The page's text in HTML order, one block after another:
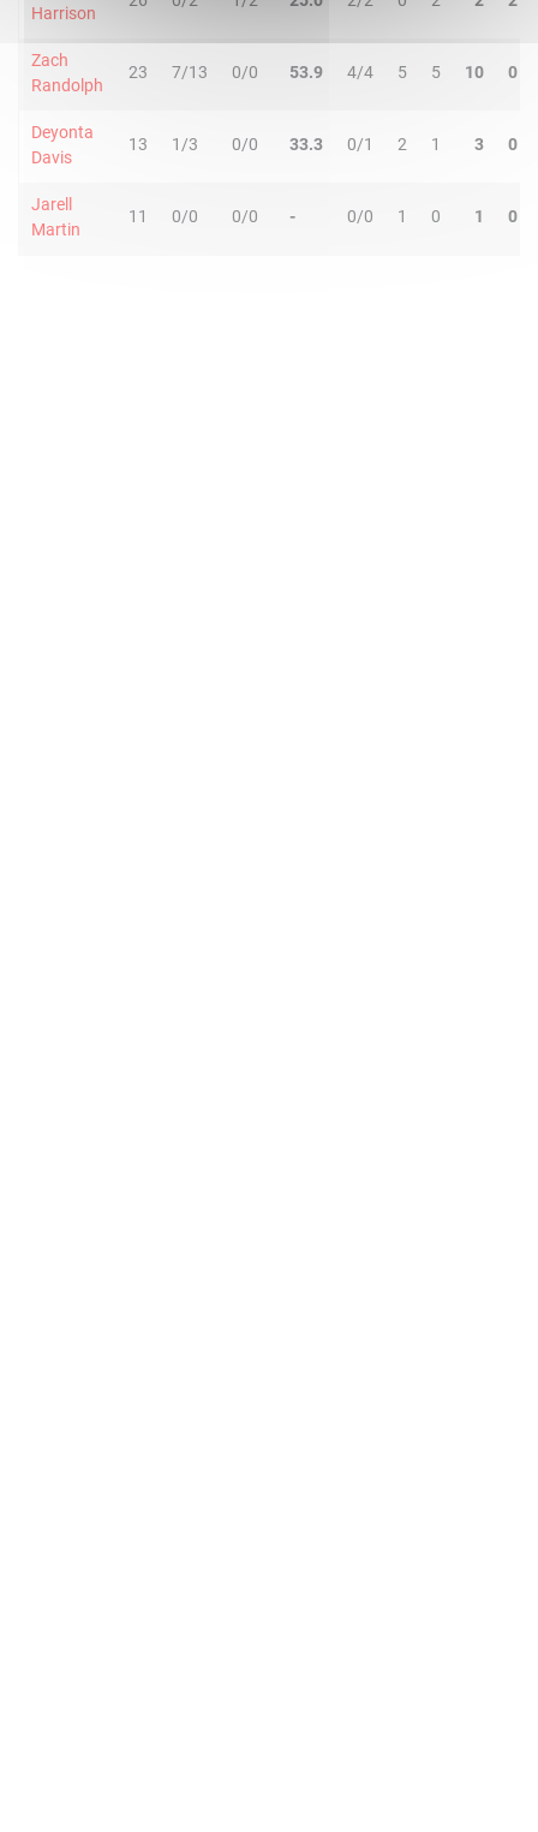
Harrison
Zach
Randolph
23 7/13 0/0 53.9 4/4 5 5 10 0
Deyonta
Davis
13 1/3 0/0 33.3 0/1 2 1 3 0
Jarell
Martin
11 0/0 0/0 - 0/0 1 0 1 0